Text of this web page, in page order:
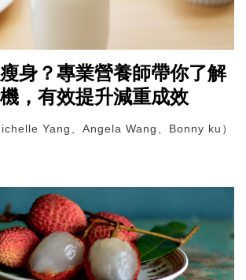
身？專業營養師帶你了解
，有效提升減重成效
Yang、Angela Wang、Bonny ku）